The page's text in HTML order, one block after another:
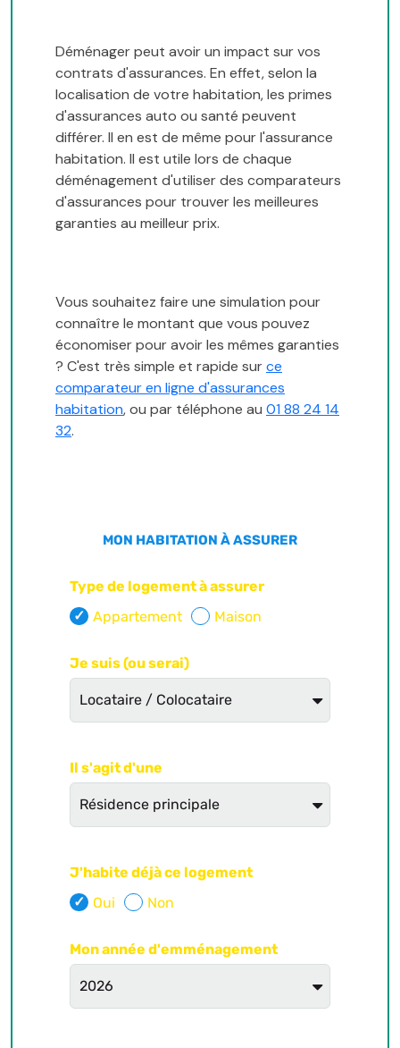
Déménager peut avoir un impact sur vos
contrats d'assurances. En effet, selon la
localisation de votre habitation, les primes
d'assurances auto ou santé peuvent
différer. Il en est de même pour l'assurance
habitation. Il est utile lors de chaque
déménagement d'utiliser des comparateurs
d'assurances pour trouver les meilleures
garanties au meilleur prix.
Vous souhaitez faire une simulation pour
connaître le montant que vous pouvez
économiser pour avoir les mêmes garanties
? C'est très simple et rapide surce
comparateur en ligne d'assurances
habitation, ou par téléphone au 01 88 24 14
32.